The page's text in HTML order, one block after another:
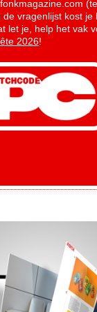
vragenlijst kost
let je, help het vak
2026!